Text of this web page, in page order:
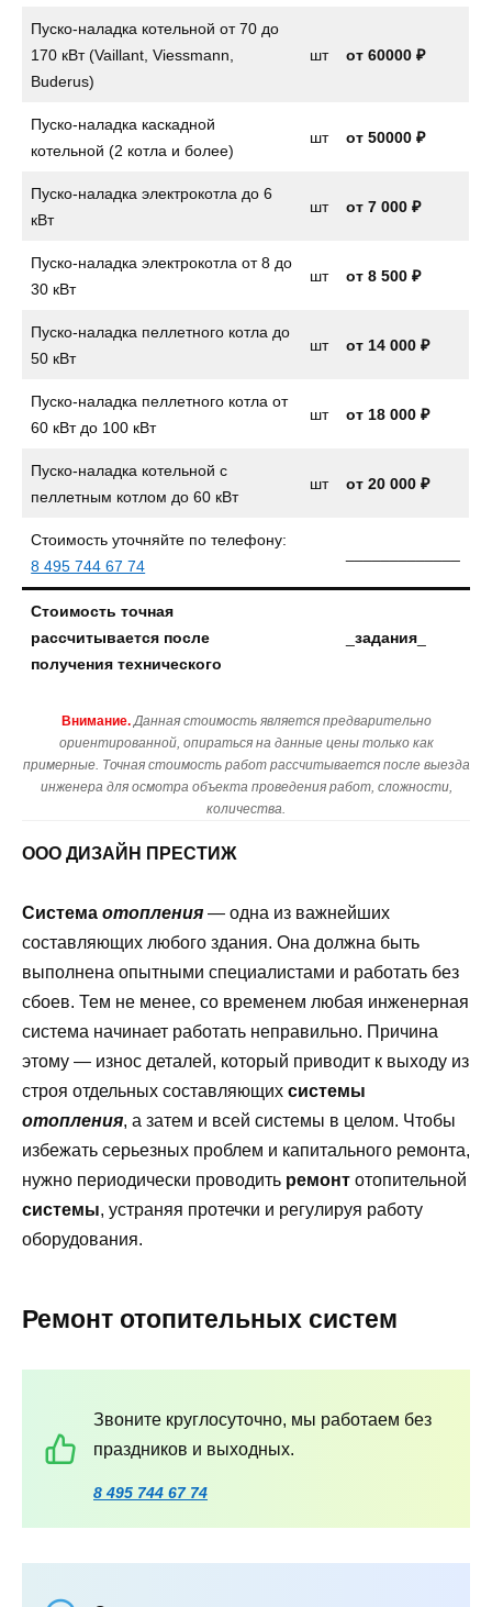
Пуско-наладка котельной от 70 до
170 кВт (Vaillant, Viessmann,
Buderus)
шт от 60000 ₽
Пуско-наладка каскадной
котельной (2 котла и более)
шт от 50000 ₽
Пуско-наладка электрокотла до 6
кВт
шт от 7 000 ₽
Пуско-наладка электрокотла от 8 до
30 кВт
шт от 8 500 ₽
Пуско-наладка пеллетного котла до
50 кВт
шт от 14 000 ₽
Пуско-наладка пеллетного котла от
60 кВт до 100 кВт
шт от 18 000 ₽
Пуско-наладка котельной с
пеллетным котлом до 60 кВт
шт от 20 000 ₽
Стоимость уточняйте по телефону:
8 495 744 67 74
Стоимость точная
рассчитывается после
получения технического
_задания
Внимание. Данная стоимость является предварительно
ориентированной, опираться на данные цены только как
примерные. Точная стоимость работ рассчитывается после выезда
инженера для осмотра объекта проведения работ, сложности,
количества.
ООО ДИЗАЙН ПРЕСТИЖ
Система отопления — одна из важнейших
составляющих любого здания. Она должна быть
выполнена опытными специалистами и работать без
сбоев. Тем не менее, со временем любая инженерная
система начинает работать неправильно. Причина
этому — износ деталей, который приводит к выходу из
строя отдельных составляющих системы
отопления, а затем и всей системы в целом. Чтобы
избежать серьезных проблем и капитального ремонта,
нужно периодически проводить ремонт отопительной
системы, устраняя протечки и регулируя работу
оборудования.
Ремонт отопительных систем
Звоните круглосуточно, мы работаем без
праздников и выходных.
8 495 744 67 74